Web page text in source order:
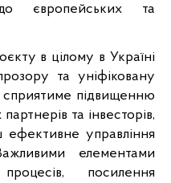
до європейських та
в цілому в Україні
та уніфіковану
підвищенню
та інвесторів,
ефективне управління
елементами
посилення